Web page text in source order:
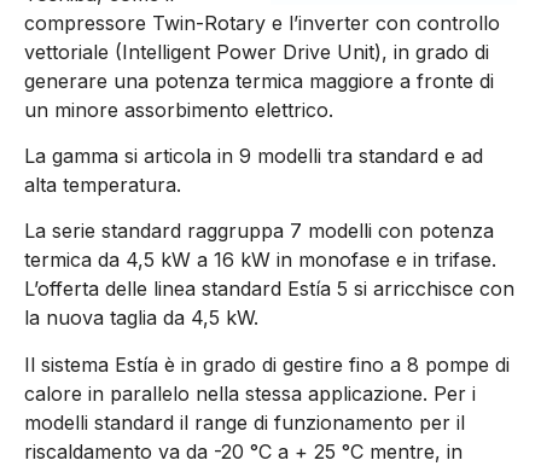
compressore Twin-Rotary e l’inverter con controllo
vettoriale (Intelligent Power Drive Unit), in grado di
generare una potenza termica maggiore a fronte di
un minore assorbimento elettrico.
La gamma si articola in 9 modelli tra standard e ad
alta temperatura.
La serie standard raggruppa 7 modelli con potenza
termica da 4,5 kW a 16 kW in monofase e in trifase.
L’offerta delle linea standard Estía 5 si arricchisce con
la nuova taglia da 4,5 kW.
Il sistema Estía è in grado di gestire fino a 8 pompe di
calore in parallelo nella stessa applicazione. Per i
modelli standard il range di funzionamento per il
riscaldamento va da -20 °C a + 25 °C mentre, in